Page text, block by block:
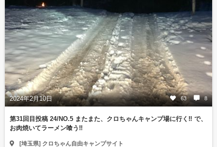
2024年2月10日 63 8
第31回目投稿 24/NO.5 またまた、クロちゃんキャンプ場に行く‼️ で、
お肉焼いてラーメン喰う‼️
[埼玉県] クロちゃん自由キャンプサイト